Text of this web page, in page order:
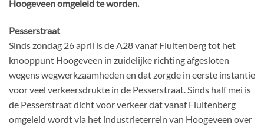
Hoogeveen omgeleid te worden.
Pesserstraat
Sinds zondag 26 april is de A28 vanaf Fluitenberg tot het
knooppunt Hoogeveen in zuidelijke richting afgesloten
wegens wegwerkzaamheden en dat zorgde in eerste instantie
voor veel verkeersdrukte in de Pesserstraat. Sinds half mei is
de Pesserstraat dicht voor verkeer dat vanaf Fluitenberg
omgeleid wordt via het industrieterrein van Hoogeveen over